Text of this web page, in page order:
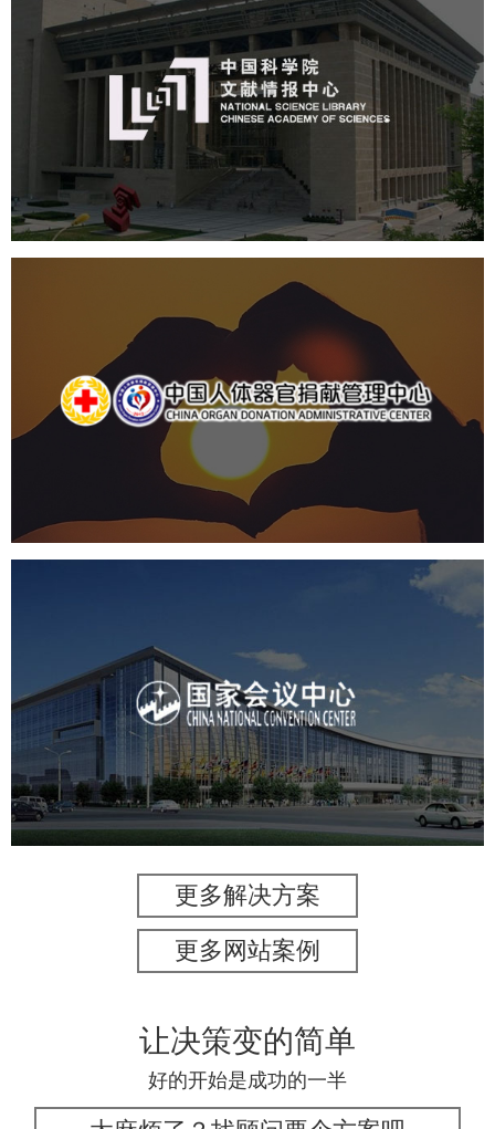
中国科学院文献情报中心
网站建设 虚拟展厅
数字博物馆建设
展厅空间设计
产品展厅设计
中国人体器官捐献管理中心
国企 品牌官网 网站建设
国家会议中心
专业服务 网站建设 网站设计
更多解决方案
更多网站案例
让决策变的简单
好的开始是成功的一半